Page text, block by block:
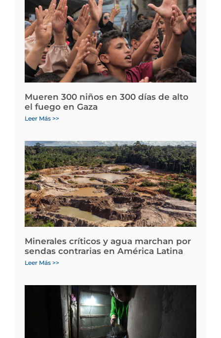
Mueren 300 niños en 300 días de alto
el fuego en Gaza
Leer Más >>
Minerales críticos y agua marchan por
sendas contrarias en América Latina
Leer Más >>